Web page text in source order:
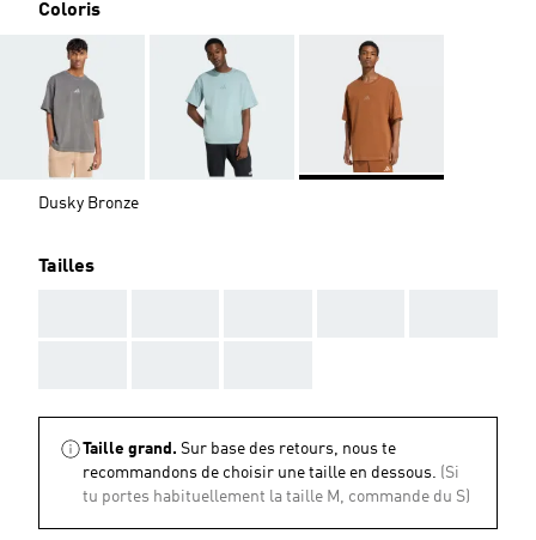
Coloris
Dusky Bronze
Tailles
Taille grand. Sur base des retours, nous te
recommandons de choisir une taille en dessous. (Si
tu portes habituellement la taille M, commande du S)